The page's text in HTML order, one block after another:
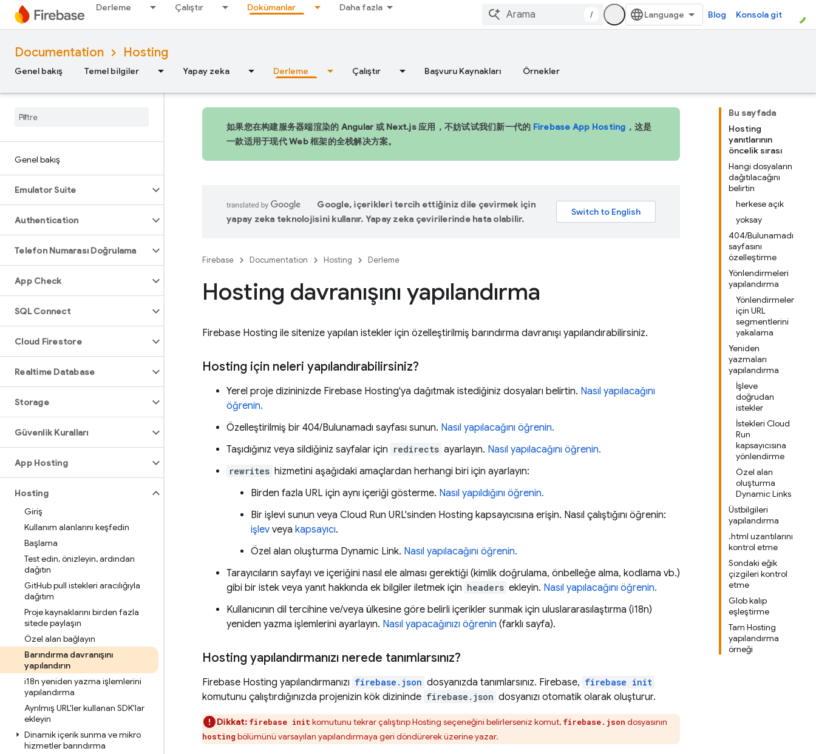
Derleme Çalıştır Dokümanlar Daha fazla
/ Blog Konsola git
Documentation Hosting
Genel bakış Temel bilgiler Yapay zeka Derleme Çalıştır Başvuru Kaynakları Örnekler
Genel bakış
Emulator Suite
Authentication
Telefon Numarası Doğrulama
App Check
SQL Connect
Cloud Firestore
Realtime Database
Storage
Güvenlik Kuralları
App Hosting
Hosting
Giriş
Kullanım alanlarını keşfedin
Başlama
Test edin,önizleyin,ardından
dağıtın
GitHub pull istekleri aracılığıyla
dağıtım
Proje kaynaklarını birden fazla
sitede paylaşın
Özel alan bağlayın
Barındırma davranışını
yapılandırın
i18n yeniden yazma işlemlerini
yapılandırma
Ayrılmış URL'ler kullanan SDK'lar
ekleyin
Dinamik içerik sunma ve mikro
hizmetler barındırma
Bu sayfada
Hosting
yanıtlarının
öncelik sırası
Hangi dosyaların
dağıtılacağını
belirtin
herkese açık
yoksay
404/Bulunamadı
sayfasını
özelleştirme
Yönlendirmeleri
yapılandırma
Yönlendirmeler
için URL
segmentlerini
yakalama
Yeniden
yazmaları
yapılandırma
İşleve
doğrudan
istekler
İstekleri Cloud
Run
kapsayıcısına
yönlendirme
Özel alan
oluşturma
Dynamic Links
Üstbilgileri
yapılandırma
.html uzantılarını
kontrol etme
Sondaki eğik
çizgileri kontrol
etme
Glob kalıp
eşleştirme
Tam Hosting
yapılandırma
örneği
如果您在构建服务器端渲染的 Angular 或 Next.js 应用，不妨试试我们新一代的 Firebase App Hosting ，这是
一款适用于现代 Web 框架的全栈解决方案。
Google, içerikleri tercih ettiğiniz dile çevirmek için
yapay zeka teknolojisini kullanır. Yapay zeka çevirilerinde hata olabilir.
Firebase Documentation Hosting Derleme
Hosting davranışını yapılandırma
Firebase Hosting ile sitenize yapılan istekler için özelleştirilmiş barındırma davranışı yapılandırabilirsiniz.
Hosting için neleri yapılandırabilirsiniz?
Yerel proje dizininizde Firebase Hosting'ya dağıtmak istediğiniz dosyaları belirtin. Nasıl yapılacağını
öğrenin.
Özelleştirilmiş bir 404/Bulunamadı sayfası sunun. Nasıl yapılacağını öğrenin.
Taşıdığınız veya sildiğiniz sayfalar için redirects ayarlayın. Nasıl yapılacağını öğrenin.
rewrites hizmetini aşağıdaki amaçlardan herhangi biri için ayarlayın:
Birden fazla URL için aynı içeriği gösterme. Nasıl yapıldığını öğrenin.
Bir işlevi sunun veya Cloud Run URL'sinden Hosting kapsayıcısına erişin. Nasıl çalıştığını öğrenin:
işlev veya kapsayıcı.
Özel alan oluşturma Dynamic Link. Nasıl yapılacağını öğrenin.
Tarayıcıların sayfayı ve içeriğini nasıl ele alması gerektiği (kimlik doğrulama, önbelleğe alma, kodlama vb.)
gibi bir istek veya yanıt hakkında ek bilgiler iletmek için headers ekleyin. Nasıl yapılacağını öğrenin.
Kullanıcının dil tercihine ve/veya ülkesine göre belirli içerikler sunmak için uluslararasılaştırma (i18n)
yeniden yazma işlemlerini ayarlayın. Nasıl yapacağınızı öğrenin (farklı sayfa).
Hosting yapılandırmanızı nerede tanımlarsınız?
Firebase Hosting yapılandırmanızı firebase.json dosyanızda tanımlarsınız. Firebase, firebase init
komutunu çalıştırdığınızda projenizin kök dizininde firebase.json dosyanızı otomatik olarak oluşturur.
Dikkat: firebase initkomutunu tekrar çalıştırıpHosting seçeneğini belirlerseniz komut, firebase.json dosyasının
hosting bölümünü varsayılan yapılandırmaya geri döndürerek üzerine yazar.